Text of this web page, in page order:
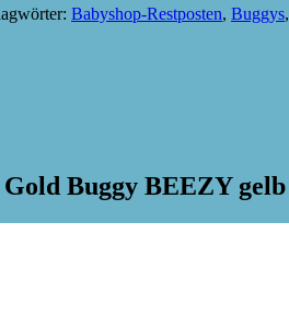
Babyshop-Restposten, Buggys,
Buggy BEEZY gelb